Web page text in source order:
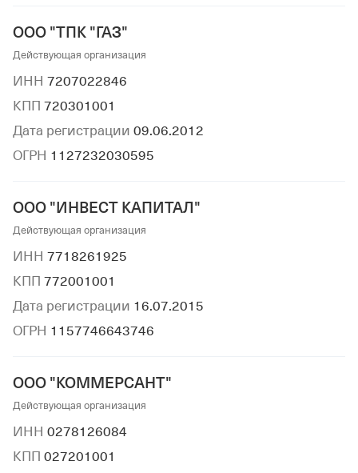
ООО "ТПК "ГАЗ"
Действующая организация
ИНН 7207022846
КПП 720301001
Дата регистрации 09.06.2012
ОГРН 1127232030595
ООО "ИНВЕСТ КАПИТАЛ"
Действующая организация
ИНН 7718261925
КПП 772001001
Дата регистрации 16.07.2015
ОГРН 1157746643746
ООО "КОММЕРСАНТ"
Действующая организация
ИНН 0278126084
КПП 027201001